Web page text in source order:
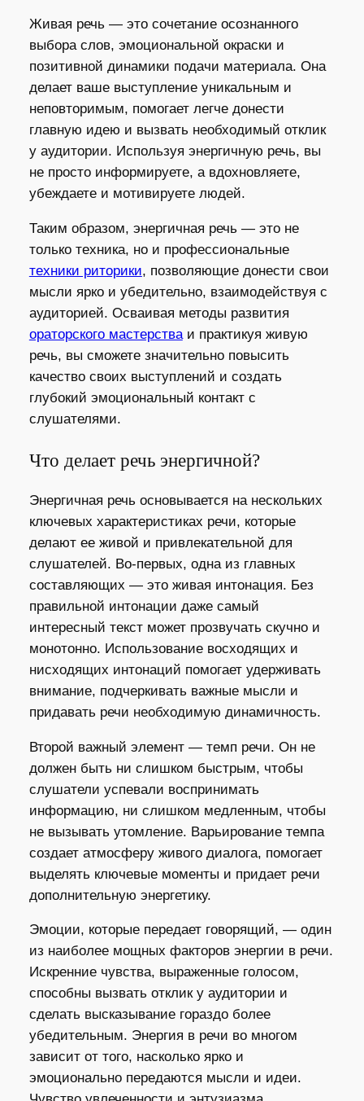
Живая речь — это сочетание осознанного
выбора слов, эмоциональной окраски и
позитивной динамики подачи материала. Она
делает ваше выступление уникальным и
неповторимым, помогает легче донести
главную идею и вызвать необходимый отклик
у аудитории. Используя энергичную речь, вы
не просто информируете, а вдохновляете,
убеждаете и мотивируете людей.
Таким образом, энергичная речь — это не
только техника, но и профессиональные
техники риторики, позволяющие донести свои
мысли ярко и убедительно, взаимодействуя с
аудиторией. Осваивая методы развития
ораторского мастерстваи практикуя живую
речь, вы сможете значительно повысить
качество своих выступлений и создать
глубокий эмоциональный контакт с
слушателями.
Что делает речь энергичной?
Энергичная речь основывается на нескольких
ключевых характеристиках речи, которые
делают ее живой и привлекательной для
слушателей. Во-первых, одна из главных
составляющих — это живая интонация. Без
правильной интонации даже самый
интересный текст может прозвучать скучно и
монотонно. Использование восходящих и
нисходящих интонаций помогает удерживать
внимание, подчеркивать важные мысли и
придавать речи необходимую динамичность.
Второй важный элемент — темп речи. Он не
должен быть ни слишком быстрым, чтобы
слушатели успевали воспринимать
информацию, ни слишком медленным, чтобы
не вызывать утомление. Варьирование темпа
создает атмосферу живого диалога, помогает
выделять ключевые моменты и придает речи
дополнительную энергетику.
Эмоции, которые передает говорящий, — один
из наиболее мощных факторов энергии в речи.
Искренние чувства, выраженные голосом,
способны вызвать отклик у аудитории и
сделать высказывание гораздо более
убедительным. Энергия в речи во многом
зависит от того, насколько ярко и
эмоционально передаются мысли и идеи.